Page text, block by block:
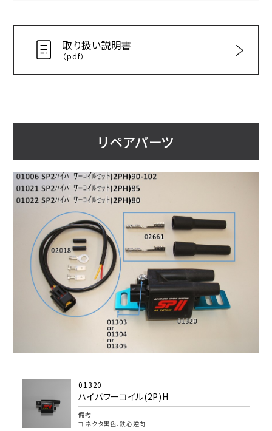
取り扱い説明書
（pdf）
リペアパーツ
01320
ハイパワーコイル(2P)H
備考
コネクタ黒色､鉄心逆向